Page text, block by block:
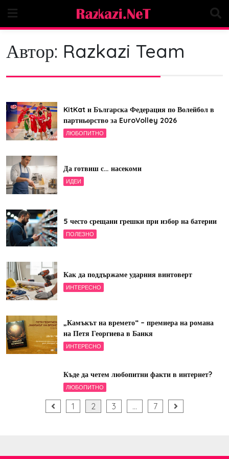
content
Автор: Razkazi Team
KitKat и Българска Федерация по Волейбол в
партньорство за EuroVolley 2026
ЛЮБОПИТНО
Да готвиш с… насекоми
ИДЕИ
5 често срещани грешки при избор на батерии
ПОЛЕЗНО
Как да поддържаме ударния винтоверт
ИНТЕРЕСНО
„Камъкът на времето“ – премиера на романа
на Петя Георгиева в Банкя
ИНТЕРЕСНО
Къде да четем любопитни факти в интернет?
ЛЮБОПИТНО
Разделяне
на
1 2 3 … 7